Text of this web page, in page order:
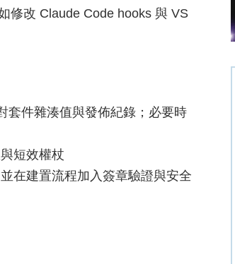
修改 Claude Code hooks 與 VS
套件雜湊值與發佈紀錄；必要時
短效權杖
在建置流程加入簽章驗證與安全